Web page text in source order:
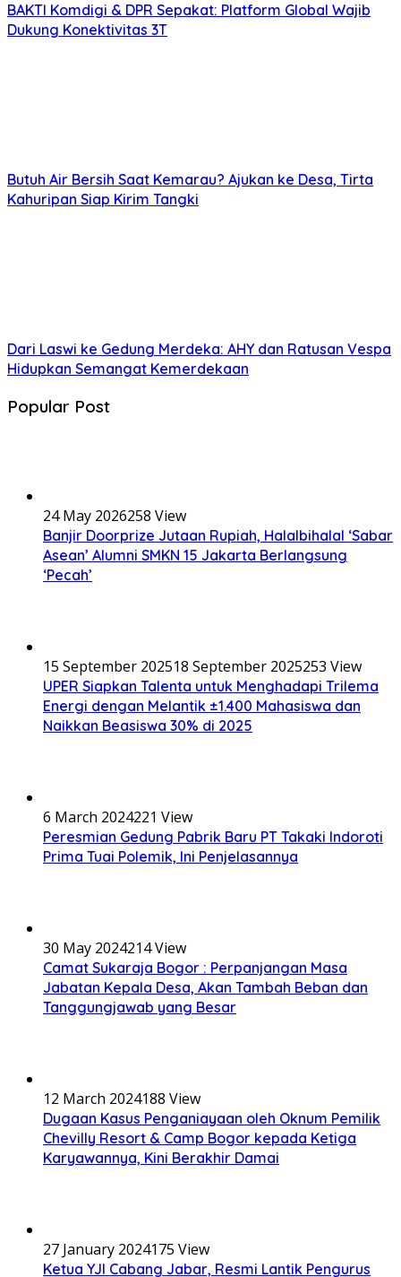
BAKTI Komdigi & DPR Sepakat: Platform Global Wajib
Dukung Konektivitas 3T
Butuh Air Bersih Saat Kemarau? Ajukan ke Desa, Tirta
Kahuripan Siap Kirim Tangki
Dari Laswi ke Gedung Merdeka: AHY dan Ratusan Vespa
Hidupkan Semangat Kemerdekaan
Popular Post
24 May 2026258 View
Banjir Doorprize Jutaan Rupiah, Halalbihalal ‘Sabar
Asean’ Alumni SMKN 15 Jakarta Berlangsung
‘Pecah’
15 September 202518 September 2025253 View
UPER Siapkan Talenta untuk Menghadapi Trilema
Energi dengan Melantik ±1.400 Mahasiswa dan
Naikkan Beasiswa 30% di 2025
6 March 2024221 View
Peresmian Gedung Pabrik Baru PT Takaki Indoroti
Prima Tuai Polemik, Ini Penjelasannya
30 May 2024214 View
Camat Sukaraja Bogor : Perpanjangan Masa
Jabatan Kepala Desa, Akan Tambah Beban dan
Tanggungjawab yang Besar
12 March 2024188 View
Dugaan Kasus Penganiayaan oleh Oknum Pemilik
Chevilly Resort & Camp Bogor kepada Ketiga
Karyawannya, Kini Berakhir Damai
27 January 2024175 View
Ketua YJI Cabang Jabar, Resmi Lantik Pengurus